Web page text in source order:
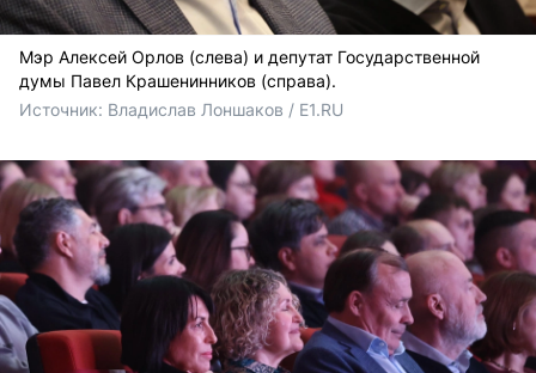
Мэр Алексей Орлов (слева) и депутат Государственной
думы Павел Крашенинников (справа).
Источник: Владислав Лоншаков / E1.RU